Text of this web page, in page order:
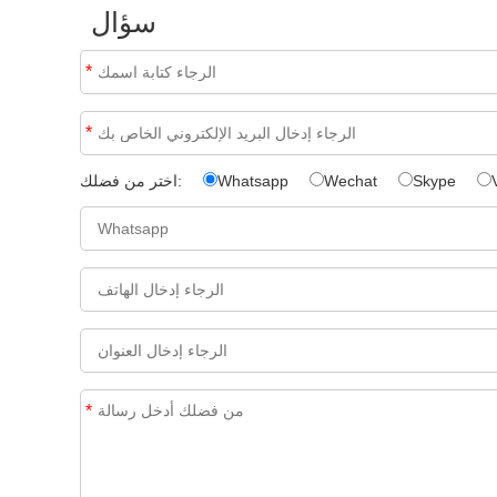
سؤال
*
*
اختر من فضلك: Whatsapp Wechat Skype
*